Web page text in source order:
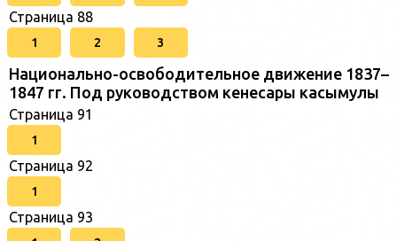
Страница 88
1 2 3
Национально-освободительное движение 1837–
1847 гг. Под руководством кенесары касымулы
Страница 91
1
Страница 92
1
Страница 93